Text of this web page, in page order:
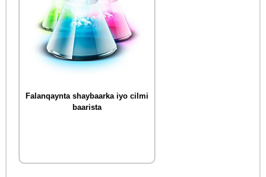
Falanqaynta shaybaarka iyo cilmi
baarista